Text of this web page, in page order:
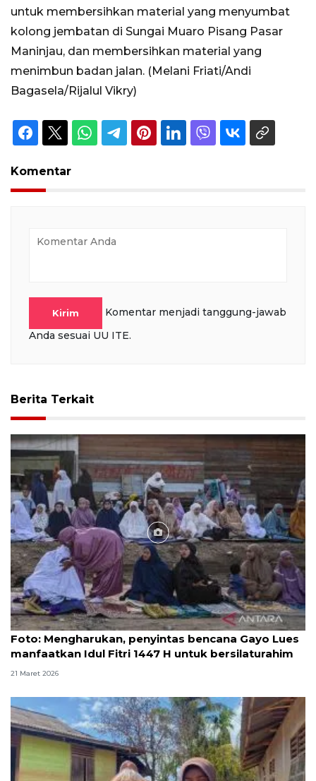
untuk membersihkan material yang menyumbat
kolong jembatan di Sungai Muaro Pisang Pasar
Maninjau, dan membersihkan material yang
menimbun badan jalan. (Melani Friati/Andi
Bagasela/Rijalul Vikry)
Komentar
Kirim
Komentar menjadi tanggung-jawab
Anda sesuai UU ITE.
Berita Terkait
Foto
Foto: Mengharukan, penyintas bencana Gayo Lues
manfaatkan Idul Fitri 1447 H untuk bersilaturahim
21 Maret 2026